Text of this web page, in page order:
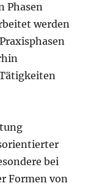
Phasen
werden
bei
Formen von